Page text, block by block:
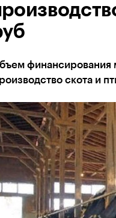
финансирования
скота и